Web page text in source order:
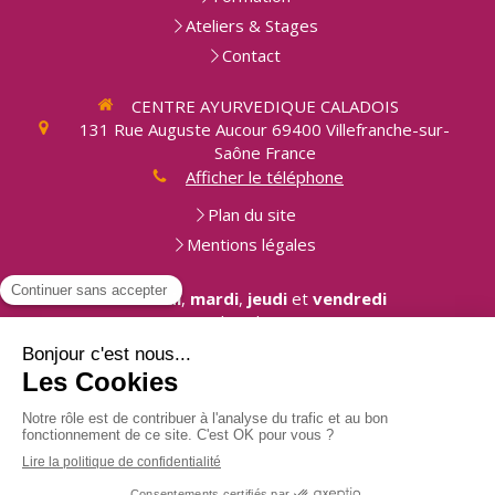
Ateliers & Stages
Contact
CENTRE AYURVEDIQUE CALADOIS
131 Rue Auguste Aucour 69400 Villefranche-sur-
Saône France
Afficher le téléphone
Plan du site
Mentions légales
Leslundi, mardi, jeudiet vendredi
9h-19h30